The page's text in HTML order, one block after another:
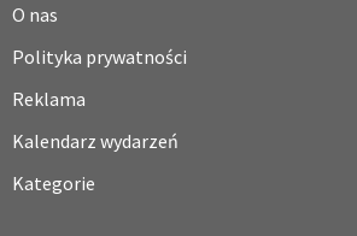
O nas
Polityka prywatności
Reklama
Kalendarz wydarzeń
Kategorie